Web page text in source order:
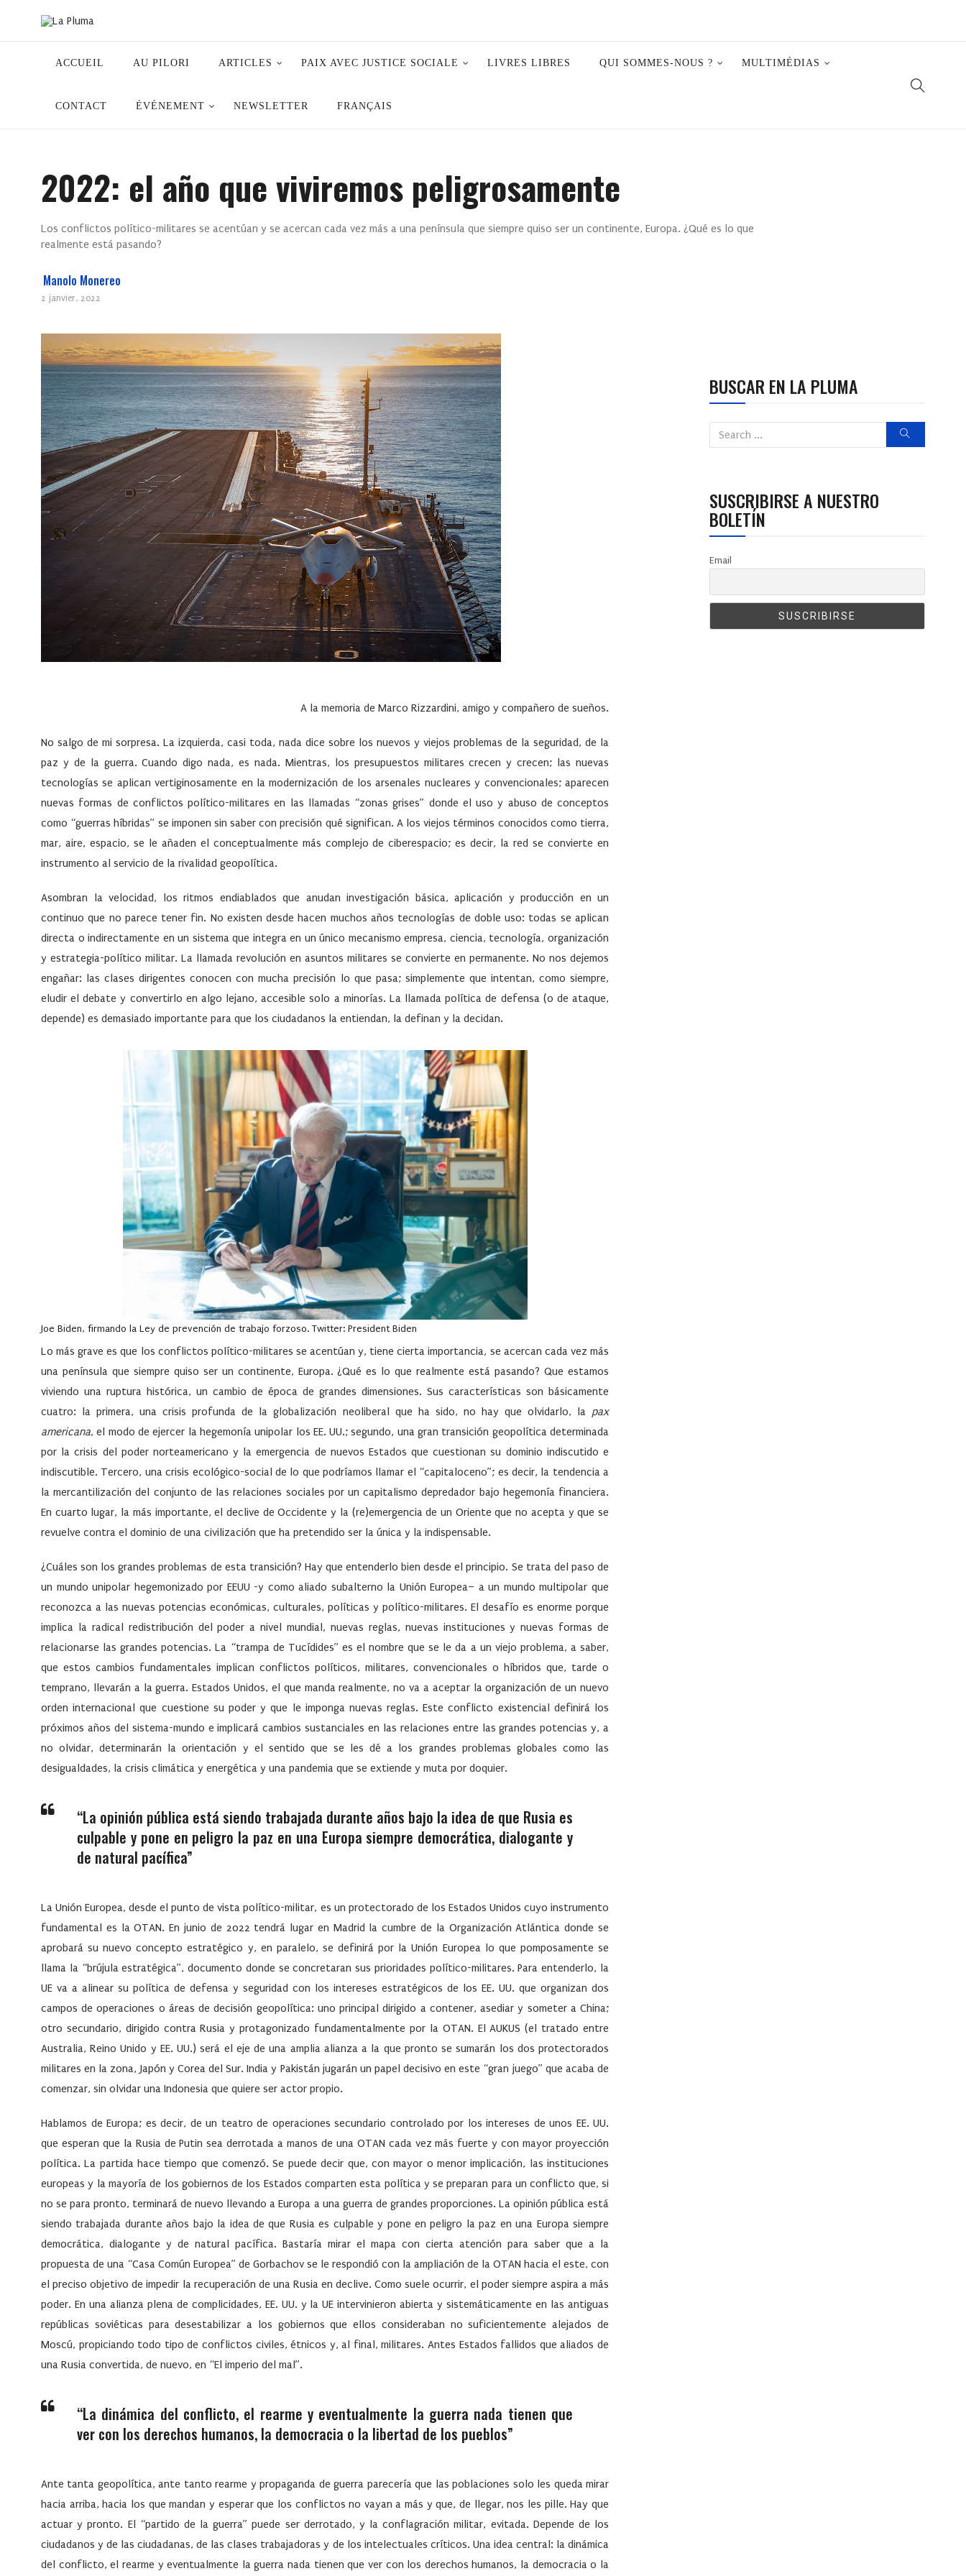
ACCUEIL AU PILORI ARTICLES PAIX AVEC JUSTICE SOCIALE LIVRES LIBRES QUI SOMMES-NOUS ? MULTIMÉDIAS
CONTACT ÉVÉNEMENT NEWSLETTER FRANÇAIS
2022: el año que viviremos peligrosamente
Los conflictos político-militares se acentúan y se acercan cada vez más a una península que siempre quiso ser un continente, Europa. ¿Qué es lo que
realmente está pasando?
Manolo Monereo
2 janvier, 2022
A la memoria de Marco Rizzardini, amigo y compañero de sueños.
No salgo de mi sorpresa. La izquierda, casi toda, nada dice sobre los nuevos y viejos problemas de la seguridad, de la
paz y de la guerra. Cuando digo nada, es nada. Mientras, los presupuestos militares crecen y crecen; las nuevas
tecnologías se aplican vertiginosamente en la modernización de los arsenales nucleares y convencionales; aparecen
nuevas formas de conflictos político-militares en las llamadas “zonas grises” donde el uso y abuso de conceptos
como “guerras híbridas” se imponen sin saber con precisión qué significan. A los viejos términos conocidos como tierra,
mar, aire, espacio, se le añaden el conceptualmente más complejo deciberespacio; es decir, la red se convierte en
instrumento al servicio de la rivalidad geopolítica.
Asombran la velocidad, los ritmos endiablados que anudan investigación básica, aplicación y producción en un
continuo que no parece tener fin. No existen desde hacen muchos años tecnologías de doble uso: todas se aplican
directa o indirectamente en un sistema que integra en un único mecanismoempresa, ciencia, tecnología, organización
y estrategia-político militar. La llamada revolución en asuntos militares se convierte en permanente. No nos dejemos
engañar: las clases dirigentes conocen con mucha precisión lo que pasa; simplemente que intentan, como siempre,
eludir el debate y convertirlo en algo lejano, accesible solo a minorías. La llamada política de defensa (o de ataque,
depende) es demasiado importante para que los ciudadanos la entiendan, la definan y la decidan.
Joe Biden, firmando la Ley de prevención de trabajo forzoso. Twitter: President Biden
Lo más grave es que los conflictos político-militares se acentúan y, tiene cierta importancia, se acercan cada vez más
una península que siempre quiso ser un continente, Europa. ¿Qué es lo que realmente está pasando? Que estamos
viviendo una ruptura histórica, un cambio de época de grandes dimensiones. Sus características son básicamente
cuatro: la primera, una crisis profunda de laglobalización neoliberal que ha sido, no hay que olvidarlo, la pax
americana, el modo de ejercer la hegemonía unipolar los EE. UU.; segundo, una gran transición geopolíticadeterminada
por la crisis del poder norteamericano y la emergencia de nuevos Estados que cuestionan su dominio indiscutido e
indiscutible. Tercero, una crisis ecológico-social de lo que podríamos llamar el “capitaloceno”; es decir, la tendencia a
la mercantilización del conjunto de las relaciones sociales por un capitalismo depredador bajo hegemonía financiera.
En cuarto lugar, la más importante, el declive de Occidente y la (re)emergencia de un Oriente que no acepta y que se
revuelve contra el dominio de una civilización que ha pretendido ser la única y la indispensable.
¿Cuáles son los grandes problemas de esta transición? Hay que entenderlo bien desde el principio. Se trata del paso de
un mundo unipolar hegemonizado por EEUU -y como aliado subalterno la Unión Europea– a un mundo multipolar que
reconozca a las nuevas potencias económicas, culturales, políticas y político-militares. El desafío es enorme porque
implica la radical redistribución del poder a nivel mundial, nuevas reglas, nuevas instituciones y nuevas formas de
relacionarse las grandes potencias. La “trampa de Tucídides” es el nombre que se le da a un viejo problema, a saber,
que estos cambios fundamentales implican conflictos políticos, militares, convencionales o híbridos que, tarde o
temprano, llevarán a la guerra. Estados Unidos, el que manda realmente, no va a aceptar la organización de un nuevo
orden internacional que cuestione su poder y que le imponga nuevas reglas. Este conflicto existencial definirá los
próximos años del sistema-mundo e implicará cambios sustanciales en las relaciones entre las grandes potencias y, a
no olvidar, determinarán la orientación y el sentido que se les dé a los grandes problemas globales como las
desigualdades, la crisis climática y energética y una pandemia que se extiende y muta por doquier.
“La opinión pública está siendo trabajada durante años bajo la idea de que Rusia es
culpable y pone en peligro la paz en una Europa siempre democrática, dialogante y
de natural pacífica”
LaUnión Europea, desde el punto de vista político-militar, es un protectorado de los Estados Unidos cuyo instrumento
fundamental es la OTAN. En junio de 2022 tendrá lugar en Madrid lacumbre de la Organización Atlántica donde se
aprobará su nuevo concepto estratégico y, en paralelo, se definirá por la Unión Europea lo que pomposamente se
llama la “brújula estratégica”, documento donde se concretaran sus prioridades político-militares. Para entenderlo, la
UE va a alinear su política de defensa y seguridad con los intereses estratégicos de los EE. UU. que organizan dos
campos de operaciones o áreas de decisión geopolítica: uno principal dirigido a contener, asediar y someter a China;
otro secundario, dirigido contraRusia y protagonizado fundamentalmente por la OTAN. ElAUKUS (el tratado entre
Australia, Reino Unido y EE. UU.) será el eje de una amplia alianza a la que pronto se sumarán los dos protectorados
militares en la zona, Japón y Corea del Sur.India y Pakistán jugarán un papel decisivo en este “gran juego” que acaba de
comenzar, sin olvidar una Indonesia que quiere ser actor propio.
Hablamos de Europa; es decir, de un teatro de operaciones secundario controlado por los intereses de unos EE. UU.
que esperan que la Rusia de Putin sea derrotada a manos de una OTAN cada vez más fuerte y con mayor proyección
política. La partida hace tiempo que comenzó. Se puede decir que, con mayor o menor implicación, las instituciones
europeas y la mayoría de los gobiernos de los Estados comparten esta política y se preparan para un conflicto que, si
no se para pronto, terminará de nuevo llevando a Europa a una guerra de grandes proporciones. La opinión pública está
siendo trabajada durante años bajo la idea de que Rusia es culpable y pone en peligro la paz en una Europa siempre
democrática, dialogante y de natural pacífica. Bastaría mirar el mapa con cierta atención para saber que a la
propuesta de una “Casa Común Europea” de Gorbachov se le respondió con la ampliación de la OTAN hacia el este, con
el preciso objetivo de impedir la recuperación de una Rusia en declive. Como suele ocurrir, el poder siempre aspira a más
poder. En una alianza plena de complicidades, EE. UU. y la UE intervinieron abierta y sistemáticamente en las antiguas
repúblicas soviéticas para desestabilizar a los gobiernos que ellos consideraban no suficientemente alejados de
Moscú, propiciando todo tipo de conflictos civiles, étnicos y, al final, militares. Antes Estados fallidos que aliados de
una Rusia convertida, de nuevo, en “El imperio del mal”.
“La dinámica del conflicto, el rearme y eventualmente la guerra nada tienen que
ver con los derechos humanos, la democracia o la libertad de los pueblos”
Ante tanta geopolítica, ante tanto rearme y propaganda de guerra parecería que las poblaciones solo les queda mirar
hacia arriba, hacia los que mandan y esperar que los conflictos no vayan a más y que, de llegar, nos les pille. Hay que
actuar y pronto. El “partido de la guerra” puede ser derrotado, y la conflagración militar, evitada. Depende de los
ciudadanos y de las ciudadanas, de las clases trabajadoras y de los intelectuales críticos. Una idea central: la dinámica
del conflicto, el rearme y eventualmente la guerra nada tienen que ver con los derechos humanos, la democracia o la
BUSCAR EN LA PLUMA
SUSCRIBIRSE A NUESTRO
BOLETÍN
Email